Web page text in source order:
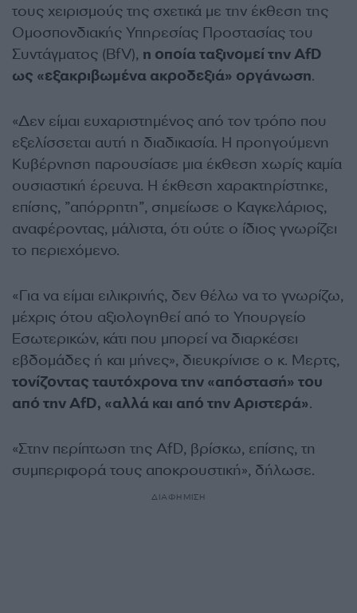
τους χειρισμούς της σχετικά με την έκθεση της
Ομοσπονδιακής Υπηρεσίας Προστασίας του
Συντάγματος (BfV), η οποία ταξινομεί την AfD
ως «εξακριβωμένα ακροδεξιά» οργάνωση.
«Δεν είμαι ευχαριστημένος από τον τρόπο που
εξελίσσεται αυτή η διαδικασία. Η προηγούμενη
Κυβέρνηση παρουσίασε μια έκθεση χωρίς καμία
ουσιαστική έρευνα. Η έκθεση χαρακτηρίστηκε,
επίσης, ”απόρρητη”, σημείωσε ο Καγκελάριος,
αναφέροντας, μάλιστα, ότι ούτε ο ίδιος γνωρίζει
το περιεχόμενο.
«Για να είμαι ειλικρινής, δεν θέλω να το γνωρίζω,
μέχρις ότου αξιολογηθεί από το Υπουργείο
Εσωτερικών, κάτι που μπορεί να διαρκέσει
εβδομάδες ή και μήνες», διευκρίνισε ο κ. Μερτς,
τονίζοντας ταυτόχρονα την «απόστασή» του
από την AfD, «αλλά και από την Αριστερά».
«Στην περίπτωση της AfD, βρίσκω, επίσης, τη
συμπεριφορά τους αποκρουστική», δήλωσε.
ΔΙΑΦΗΜΙΣΗ